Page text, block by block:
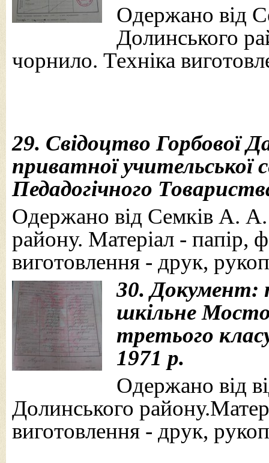
Одержано від
Долинського
чорнило. Техніка
29. Свідоцтво Горбової
приватної учительської
Педадогічного
Одержано від Семків А.
району. Матеріал - папір,
виготовлення - друк,
30. Документ:
шкільне
третього
1971 р.
Одержано від
Долинського
виготовлення - друк,